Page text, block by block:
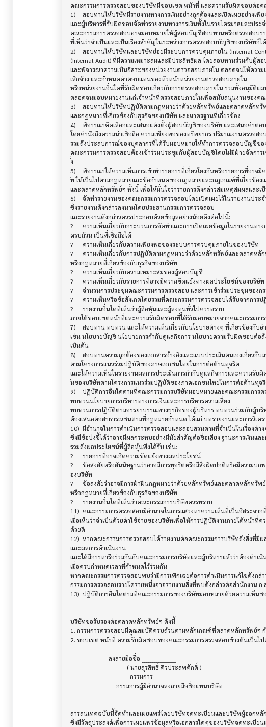
คณะกรรมการตรวจสอบของบริษัทมีขอบเขต หน้าที่ และความรับผิดชอบต่อค
1)	สอบทานให้บริษัทมีรายงานทางการเงินอย่างถูกต้องและเปิดเผยอย่างเพียงพอ โดยการประสานงานกับผู้สอบบัญชี
และผู้บริหารที่รับผิดชอบจัดทำรายงานทางการเงินทั้งในรายไตรมาสและประ
คณะกรรมการตรวจสอบอาจมอบหมายให้ผู้สอบบัญชีสอบทานหรือตรวจสอบร
ที่เห็นว่าจำเป็นและเป็นเรื่องสำคัญในระหว่างการตรวจสอบบัญชีของบริษัทก็ได้
2)	สอบทานให้บริษัทและบริษัทย่อยมีระบบการควบคุมภายใน (Internal Control) และระบบการตรวจสอบภายใน
(Internal Audit) ที่มีความเหมาะสมและมีประสิทธิผล โดยสอบทานร่วมกับผู้
และพิจารณาความเป็นอิสระของหน่วยงานตรวจสอบภายใน ตลอดจนให้ควา
เลิกจ้าง และกำหนดค่าตอบแทนของหัวหน้าหน่วยงานตรวจสอบภายใน
หรือหน่วยงานอื่นใดที่รับผิดชอบเกี่ยวกับการตรวจสอบภายใน รวมทั้งอนุมัติแ
ตลอดจนมอบหมายงานแก่เจ้าหน้าที่ตรวจสอบภายในเพื่อสนับสนุนงานของคณ
3)	สอบทานให้บริษัทปฏิบัติตามกฎหมายว่าด้วยหลักทรัพย์และตลาดหลักทรัพย์ ข้อกำหนดของตลาดหลักทรัพย์ฯ
และกฎหมายที่เกี่ยวข้องกับธุรกิจของบริษัท และมาตรฐานที่เกี่ยวข้อง
4)	พิจารณาคัดเลือกและเสนอแต่งตั้งผู้สอบบัญชีของบริษัท และเสนอค่าตอบแทนของผู้สอบบัญชีดังกล่าว
โดยคำนึงถึงความน่าเชื่อถือ ความเพียงพอของทรัพยากร ปริมาณงานตรวจ
รวมถึงประสบการณ์ของบุคลากรที่ได้รับมอบหมายให้ทำการตรวจสอบบัญชีข
คณะกรรมการตรวจสอบต้องเข้าร่วมประชุมกับผู้สอบบัญชีโดยไม่มีฝ่ายจัดการ
ั้ง
5)	พิจารณาให้ความเห็นการเข้าทำรายการที่เกี่ยวโยงกันหรือรายการที่อาจมีความขัดแย้งทางผลประโยชน์ของบริษ
ท ให้เป็นไปตามกฎหมายและข้อกำหนดของกฎหมายและกฎเกณฑ์ที่เกี่ยวข้อง
และตลาดหลักทรัพย์ฯ ทั้งนี้ เพื่อให้มั่นใจว่ารายการดังกล่าวสมเหตุสมผลและ
6)	จัดทำรายงานของคณะกรรมการตรวจสอบโดยเปิดเผยไว้ในรายงานประจำปีของบริษัท
ซึ่งรายงานดังกล่าวลงนามโดยประธานกรรมการตรวจสอบ
และรายงานดังกล่าวควรประกอบด้วยข้อมูลอย่างน้อยดังต่อไปนี้:
?	ความเห็นเกี่ยวกับกระบวนการจัดทำและการเปิดเผยข้อมูลในรายงานทางการเงินของบริษัทถึงความถูกต้อง
ครบถ้วน เป็นที่เชื่อถือได้
?	ความเห็นเกี่ยวกับความเพียงพอของระบบการควบคุมภายในของบริษัท
?	ความเห็นเกี่ยวกับการปฏิบัติตามกฎหมายว่าด้วยหลักทรัพย์และตลาดหลักทรัพย์ข้อกำหนดของตลาดหลักทรัพย์ฯ
หรือกฎหมายที่เกี่ยวข้องกับธุรกิจของบริษัท
?	ความเห็นเกี่ยวกับความเหมาะสมของผู้สอบบัญชี
?	ความเห็นเกี่ยวกับรายการที่อาจมีความขัดแย้งทางผลประโยชน์ของบริษัท
?	จำนวนการประชุมคณะกรรมการตรวจสอบ และการเข้าร่วมประชุมของกรรมการตรวจสอบแต่ละท่าน
?	ความเห็นหรือข้อสังเกตโดยรวมที่คณะกรรมการตรวจสอบได้รับจากการปฏิบัติหน้าที่ตามกฎบัตร
?	รายงานอื่นใดที่เห็นว่าผู้ถือหุ้นและผู้ลงทุนทั่วไปควรทราบ
ภายใต้ขอบเขตหน้าที่และความรับผิดชอบที่ได้รับมอบหมายจากคณะกรรมกา
7)	สอบทาน ทบทวน และให้ความเห็นเกี่ยวกับนโยบายต่างๆ ที่เกี่ยวข้องกับอำนาจหน้าที่ของคณะกรรมการตรวจสอบ
เช่น นโยบายบัญชี นโยบายการกำกับดูแลกิจการ นโยบายความรับผิดชอบต่อ
เป็นต้น
8)	สอบทานความถูกต้องของเอกสารอ้างอิงและแบบประเมินตนเองเกี่ยวกับมาตรการต่อต้านการคอร์รัปชั่นของบริษัท
ตามโครงการแนวร่วมปฏิบัติของภาคเอกชนไทยในการต่อต้านทุจริต
และให้ความเห็นในรายงานผลการประเมินการกำกับดูแลกิจการและความรั
นของบริษัทตามโครงการแนวร่วมปฏิบัติของภาคเอกชนไทยในการต่อต้านทุจ
9)	ปฏิบัติการอื่นใดตามที่คณะกรรมการบริษัทมอบหมายและคณะกรรมการตรวจสอบเห็นชอบด้วย เช่น
ทบทวนนโยบายการบริหารทางการเงินและการบริหารความเสี่ยง
ทบทวนการปฏิบัติตามจรรยาบรรณทางธุรกิจของผู้บริหาร ทบทวนร่วมกับผู้บริ
ต้องเสนอต่อสาธารณชนตามที่กฎหมายกำหนด ได้แก่ บทรายงานและการวิเค
10)	มีอำนาจในการดำเนินการตรวจสอบและสอบสวนตามที่จำเป็นในเรื่องต่างๆ
ซึ่งมีข้อบ่งชี้ได้ว่าอาจมีผลกระทบอย่างมีนัยสำคัญต่อชื่อเสียง ฐานะการเงินแล
รวมถึงผลประโยชน์ที่ผู้ถือหุ้นพึงได้รับ เช่น:
?	รายการที่อาจเกิดความขัดแย้งทางผลประโยชน์
?	ข้อสงสัยหรือสันนิษฐานว่าอาจมีการทุจริตหรือมีสิ่งผิดปกติหรือมีความบกพร่องที่สำคัญในระบบควบคุมภายในข
องบริษัท
?	ข้อสงสัยว่าอาจมีการฝ่าฝืนกฎหมายว่าด้วยหลักทรัพย์และตลาดหลักทรัพย์ ข้อกำหนดของตลาดหลักทรัพย์ฯ
หรือกฎหมายที่เกี่ยวข้องกับธุรกิจของบริษัท
?	รายงานอื่นใดที่เห็นว่าคณะกรรมการบริษัทควรทราบ
11)	คณะกรรมการตรวจสอบมีอำนาจในการแสวงหาความเห็นที่เป็นอิสระจากที่ปรึกษาทางวิชาชีพอื่นใด
เมื่อเห็นว่าจำเป็นด้วยค่าใช้จ่ายของบริษัทเพื่อให้การปฏิบัติงานภายใต้หน้าที่ค
ด้วยดี
12)	หากคณะกรรมการตรวจสอบได้รายงานต่อคณะกรรมการบริษัทถึงสิ่งที่มีผลกระทบอย่างมีนัยสำคัญต่อฐานะการเงิน
และผลการดำเนินงาน
และได้มีการหารือร่วมกันกับคณะกรรมการบริษัทและผู้บริหารแล้วว่าต้องดำเนิ
เมื่อครบกำหนดเวลาที่กำหนดไว้ร่วมกัน
หากคณะกรรมการตรวจสอบพบว่ามีการเพิกเฉยต่อการดำเนินการแก้ไขดังกล่
กรรมการตรวจสอบรายใดรายหนึ่งอาจรายงานสิ่งที่พบดังกล่าวต่อสำนักงาน
13)	ปฏิบัติการอื่นใดตามที่คณะกรรมการของบริษัทมอบหมายด้วยความเห็นชอบจากคณะกรรมการบริษัท
บริษัทขอรับรองต่อตลาดหลักทรัพย์ฯ ดังนี้
1. กรรมการตรวจสอบมีคุณสมบัติครบถ้วนตามหลักเกณฑ์ที่ตลาดหลักทรัพย์ฯ
2. ขอบเขต หน้าที่ ความรับผิดชอบของคณะกรรมการตรวจสอบข้างต้นเป็น
สารสนเทศฉบับนี้จัดทำและเผยแพร่โดยบริษัทจดทะเบียนและบริษัทผู้ออกหลั
ซึ่งมีวัตถุประสงค์เพื่อการเผยแพร่ข้อมูลหรือเอกสารใดๆของบริษัทจดทะเบีย